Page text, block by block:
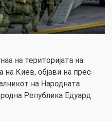
на територијата на
на Киев, објави на прес-
на Народната
Република Едуард